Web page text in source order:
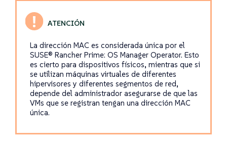
La dirección MAC es considerada única por el
SUSE® Rancher Prime: OS Manager Operator. Esto
es cierto para dispositivos físicos, mientras que si
se utilizan máquinas virtuales de diferentes
hipervisores y diferentes segmentos de red,
depende del administrador asegurarse de que las
VMs que se registran tengan una dirección MAC
única.